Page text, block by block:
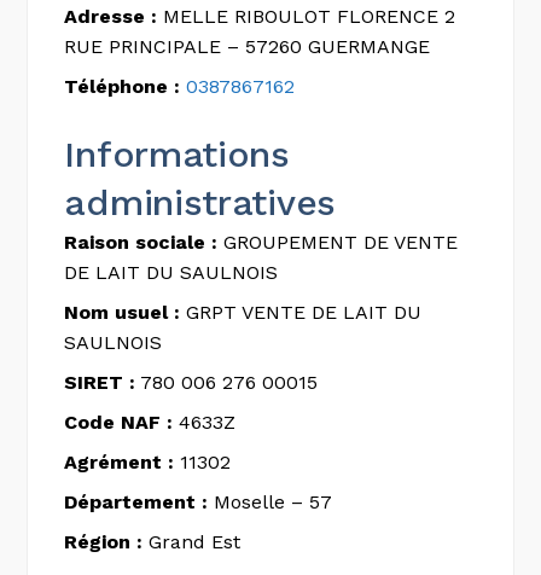
Adresse : MELLE RIBOULOT FLORENCE 2
RUE PRINCIPALE – 57260 GUERMANGE
Téléphone : 0387867162
Informations
administratives
Raison sociale : GROUPEMENT DE VENTE
DE LAIT DU SAULNOIS
Nom usuel : GRPT VENTE DE LAIT DU
SAULNOIS
SIRET : 780 006 276 00015
Code NAF : 4633Z
Agrément : 11302
Département : Moselle – 57
Région : Grand Est